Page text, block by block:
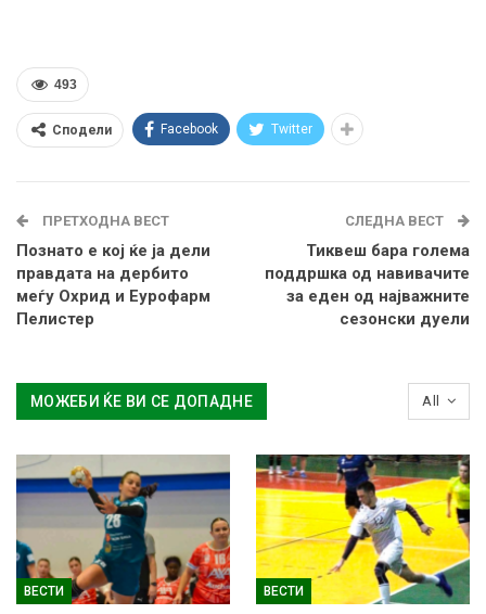
493
Сподели Facebook Twitter
ПРЕТХОДНА ВЕСТ
Познато е кој ќе ја дели
правдата на дербито
меѓу Охрид и Еурофарм
Пелистер
СЛЕДНА ВЕСТ
Тиквеш бара голема
поддршка од навивачите
за еден од најважните
сезонски дуели
All
МОЖЕБИ ЌЕ ВИ СЕ ДОПАДНЕ
ВЕСТИ ВЕСТИ